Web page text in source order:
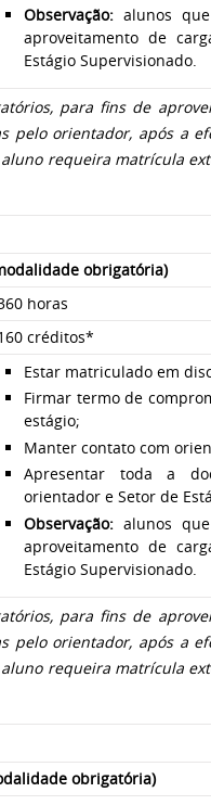
Observação: alunos
aproveitamento de
Estágio Supervisionado.
para fins de
pelo orientador, após a
requeira matrícula
obrigatória)
horas
créditos*
Estar matriculado em
Firmar termo de
estágio;
Manter contato com
Apresentar toda a
orientador e Setor de
Observação: alunos
aproveitamento de
Estágio Supervisionado.
para fins de
pelo orientador, após a
requeira matrícula
obrigatória)